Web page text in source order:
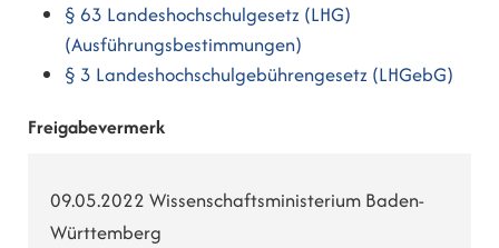
§ 63 Landeshochschulgesetz (LHG)
(Ausführungsbestimmungen)
§ 3 Landeshochschulgebührengesetz (LHGebG)
Freigabevermerk
09.05.2022 Wissenschaftsministerium Baden-
Württemberg